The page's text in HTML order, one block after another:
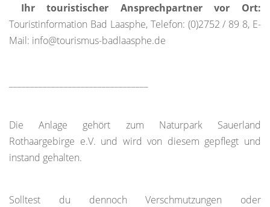
Ihr touristischer Ansprechpartner vor Ort:
Touristinformation Bad Laasphe, Telefon: (0)2752 / 89 8, E-
Mail: info@tourismus-badlaasphe.de
Die Anlage gehört zum Naturpark Sauerland
Rothaargebirge e.V. und wird von diesem gepflegt und
instand gehalten.
Solltest du dennoch Verschmutzungen oder